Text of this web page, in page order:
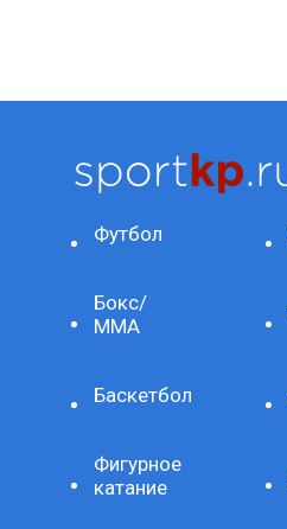
Футбол
Бокс/
ММА
Баскетбол
Фигурное
катание